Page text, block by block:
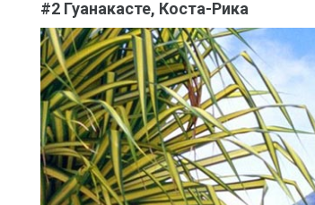
#2 Гуанакасте, Коста-Рика